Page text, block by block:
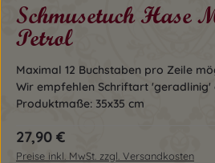
Schmusetuch Hase
Petrol
Maximal 12 Buchstaben pro Zeile
Wir empfehlen Schriftart 'geradlinig'
Produktmaße: 35x35 cm
Regulärer Preis:
27,90 €
Preise inkl. MwSt. zzgl. Versandkosten